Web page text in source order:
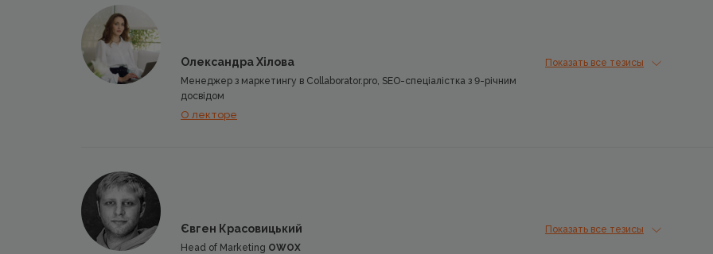
Олександра Хілова
Менеджер з маркетингу в Collaborator.pro, SEO-спеціалістка з 9-річним
досвідом
О лекторе
Показать все тезисы
Євген Красовицький
Head of Marketing OWOX
Показать все тезисы